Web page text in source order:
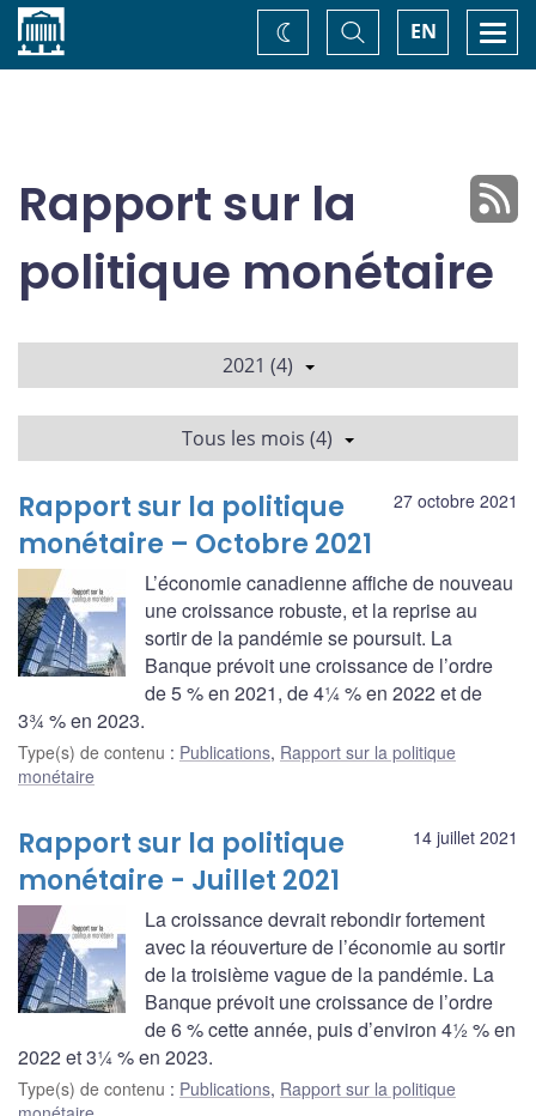
Accueil EN
Basculer
la
recherche
Changez
de
Rapport sur la
politique monétaire
2021 (4)
Tous les mois (4)
27 octobre 2021
Rapport sur la politique
monétaire – Octobre 2021
L’économie canadienne affiche de nouveau
une croissance robuste, et la reprise au
sortir de la pandémie se poursuit. La
Banque prévoit une croissance de l’ordre
de 5 % en 2021, de 4¼ % en 2022 et de
3¾ % en 2023.
Type(s) de contenu : Publications, Rapport sur la politique
monétaire
14 juillet 2021
Rapport sur la politique
monétaire - Juillet 2021
La croissance devrait rebondir fortement
avec la réouverture de l’économie au sortir
de la troisième vague de la pandémie. La
Banque prévoit une croissance de l’ordre
de 6 % cette année, puis d’environ 4½ % en
2022 et 3¼ % en 2023.
Type(s) de contenu : Publications, Rapport sur la politique